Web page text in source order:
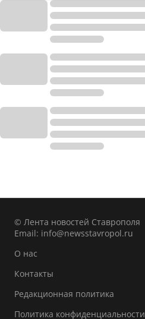
© Лента новостей Ставрополя
Email: info@newsstavropol.ru
О нас
Контакты
Редакционная политика
Политика конфиденциальности